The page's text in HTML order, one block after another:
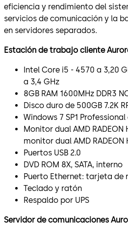
eficiencia y rendimiento del
servicios de comunicación y la
en servidores separados.
Estación de trabajo cliente
Intel Core i5 - 4570 a 3,20
a 3,4 GHz
8GB RAM 1600MHz DDR3
Disco duro de 500GB 7.2K
Windows 7 SP1
Monitor dual AMD RADEON
monitor dual AMD RADEON
Puertos USB 2.0
DVD ROM 8X, SATA, interno
Puerto Ethernet: tarjeta de
Teclado y ratón
Respaldo por UPS
Servidor de comunicaciones